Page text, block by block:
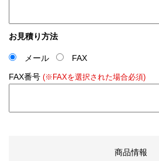
お見積り方法
メール
FAX
FAX番号 (※FAXを選択された場合必須)
商品情報